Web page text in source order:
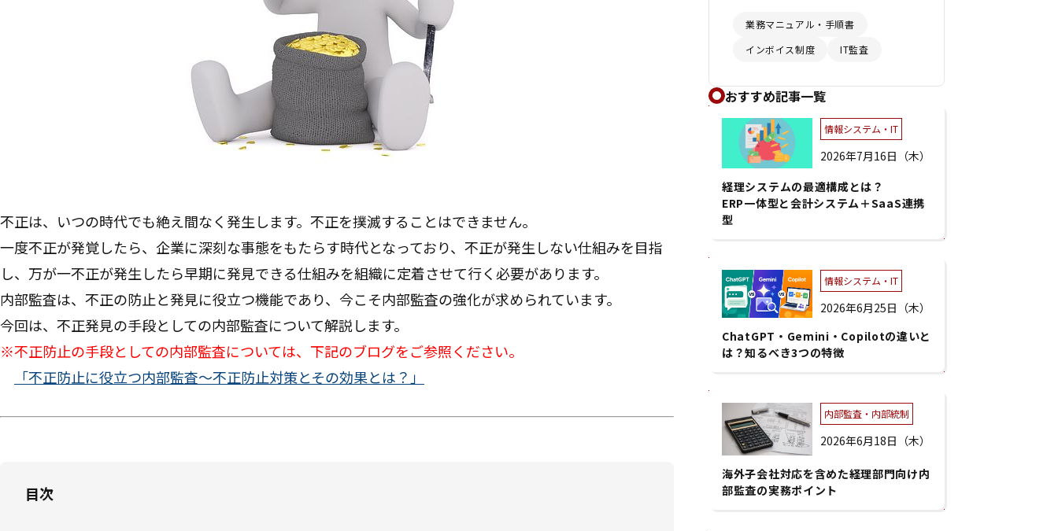
不正は、いつの時代でも絶え間なく発生します。不正を撲滅することはできません。
一度不正が発覚したら、企業に深刻な事態をもたらす時代となっており、不正が発生しない仕組みを目指
し、万が一不正が発生したら早期に発見できる仕組みを組織に定着させて行く必要があります。
内部監査は、不正の防止と発見に役立つ機能であり、今こそ内部監査の強化が求められています。
今回は、不正発見の手段としての内部監査について解説します。
※不正防止の手段としての内部監査については、下記のブログをご参照ください。
「不正防止に役立つ内部監査～不正防止対策とその効果とは？」
目次
業務マニュアル・手順書
インボイス制度
IT監査
おすすめ記事一覧
情報システム・IT
2026年7月16日（木）
経理システムの最適構成とは？
ERP一体型と会計システム＋SaaS連携
型
情報システム・IT
2026年6月25日（木）
ChatGPT・Gemini・Copilotの違いと
は？知るべき3つの特徴
内部監査・内部統制
2026年6月18日（木）
海外子会社対応を含めた経理部門向け内
部監査の実務ポイント